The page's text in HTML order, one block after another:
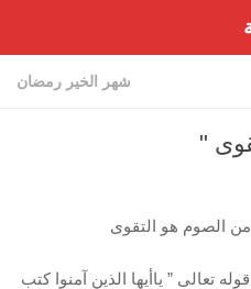
شهر الخير رمضان
"
من الصوم هو التقوى
تعالى ” ياأيها الذين آمنوا كتب